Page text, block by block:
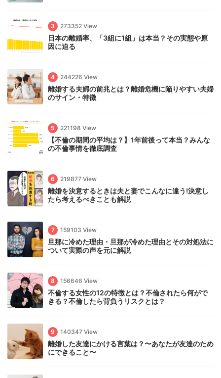
3 273352 View
日本の離婚率、「3組に1組」は本当？その実態や原
因に迫る
4 244226 View
離婚する夫婦の前兆とは？離婚危機に陥りやすい夫婦
のサイン・特徴
5 221198 View
【不倫の期間の平均は？】1年前後って本当？みんな
の不倫事情を徹底調査
6 219877 View
離婚を決意するときは夫と妻でこんなに違う!決意し
たら考えるべきことも解説
7 159103 View
旦那に冷めた理由・旦那が冷めた理由とその対処法に
ついて実際の声を元に解説
8 156646 View
不倫する女性の12の特徴とは？不倫されたら何がで
きる？不倫したら背負うリスクとは？
9 140347 View
離婚した友達にかける言葉は？〜あなたが友達のため
にできること〜